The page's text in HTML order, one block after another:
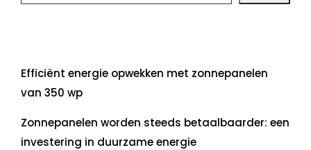
Efficiënt energie opwekken met zonnepanelen
van 350 wp
Zonnepanelen worden steeds betaalbaarder: een
investering in duurzame energie